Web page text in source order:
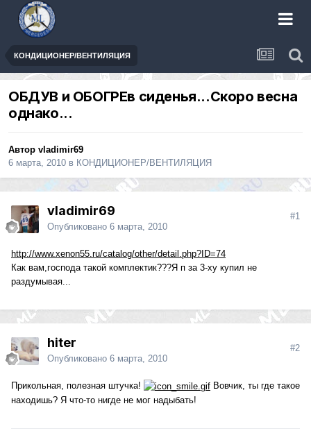
КОНДИЦИОНЕР/ВЕНТИЛЯЦИЯ
ОБДУВ и ОБОГРЕв сиденья...Скоро весна
однако...
Автор vladimir69
6 марта, 2010 в КОНДИЦИОНЕР/ВЕНТИЛЯЦИЯ
vladimir69
Опубликовано 6 марта, 2010
#1
http://www.xenon55.ru/catalog/other/detail.php?ID=74
Как вам,господа такой комплектик???Я п за 3-ху купил не
раздумывая...
hiter
Опубликовано 6 марта, 2010
#2
Прикольная, полезная штучка!
Вовчик, ты где такое
находишь? Я что-то нигде не мог надыбать!